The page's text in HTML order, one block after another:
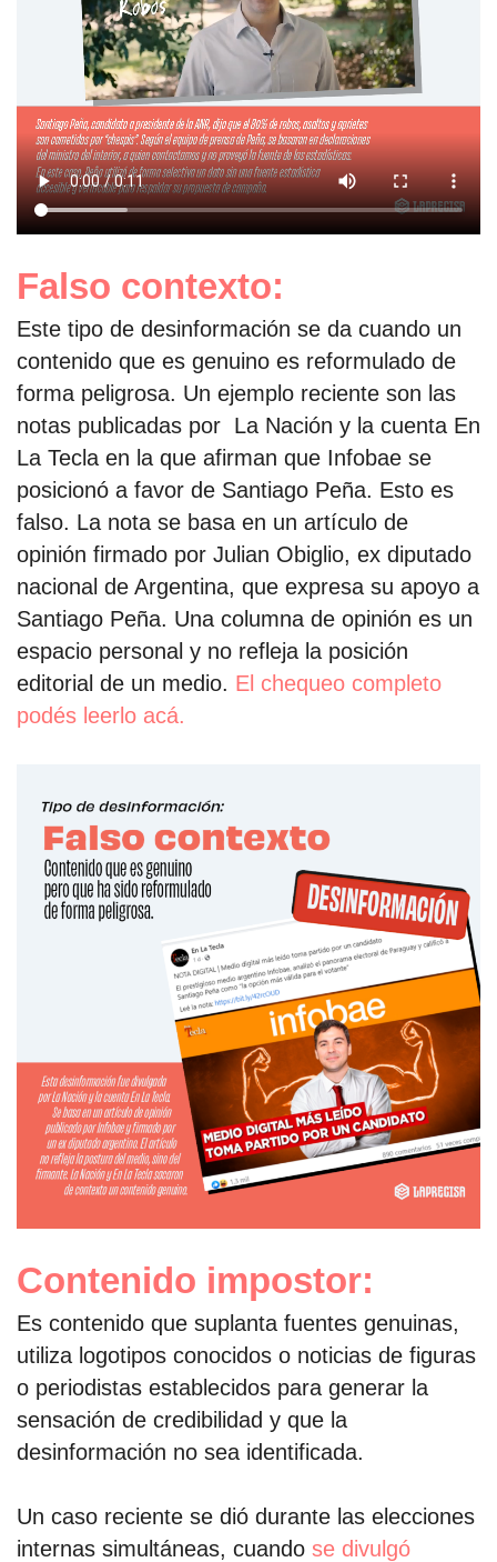
Falso contexto:
Este tipo de desinformación se da cuando un
contenido que es genuino es reformulado de
forma peligrosa. Un ejemplo reciente son las
notas publicadas por La Nación y la cuenta En
La Tecla en la que afirman que Infobae se
posicionó a favor de Santiago Peña. Esto es
falso. La nota se basa en un artículo de
opinión firmado por Julian Obiglio, ex diputado
nacional de Argentina, que expresa su apoyo a
Santiago Peña. Una columna de opinión es un
espacio personal y no refleja la posición
editorial de un medio. El chequeo completo
podés leerlo acá.
Contenido impostor:
Es contenido que suplanta fuentes genuinas,
utiliza logotipos conocidos o noticias de figuras
o periodistas establecidos para generar la
sensación de credibilidad y que la
desinformación no sea identificada.
Un caso reciente se dió durante las elecciones
internas simultáneas, cuando se divulgó